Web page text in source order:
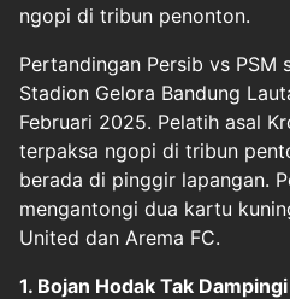
ngopi di tribun penonton.
Pertandingan Persib vs PSM
Stadion Gelora Bandung
Februari 2025. Pelatih asal
terpaksa ngopi di tribun
berada di pinggir lapangan.
mengantongi dua kartu
United dan Arema FC.
1. Bojan Hodak Tak